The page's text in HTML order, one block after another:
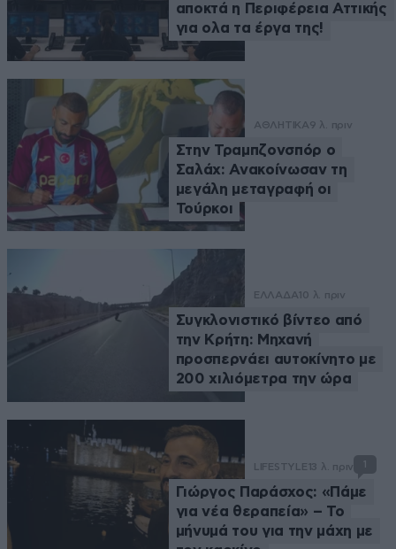
αποκτά η Περιφέρεια Αττικής
για ολα τα έργα της!
ΑΘΛΗΤΙΚΑ9 λ. πριν
Στην Τραμπζονσπόρ ο
Σαλάχ: Ανακοίνωσαν τη
μεγάλη μεταγραφή οι
Τούρκοι
ΕΛΛΑΔΑ 10 λ. πριν
Συγκλονιστικό βίντεο από
την Κρήτη: Μηχανή
προσπερνάει αυτοκίνητο με
200 χιλιόμετρα την ώρα
LIFESTYLE 13 λ. πριν
Γιώργος Παράσχος: «Πάμε
για νέα θεραπεία» – Το
μήνυμά του για την μάχη με